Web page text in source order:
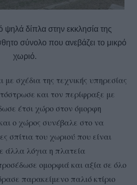
ψηλά δίπλα στην εκκλησία της
σύνολο που ανεβάζει το μικρό
χωριό.
σχέδια της τεχνικής υπηρεσίας
και τον περίφραξε με
έτσι χώρο στον όμορφη
ο χώρος συνέβαλε στο να
σπίτια του χωριού που είναι
άλλα λόγια η πλατεία
ομορφιά και αξία σε όλο
παρακείμενο παλιό κτίριο